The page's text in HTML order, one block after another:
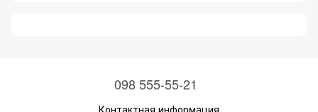
098 555-55-21
Контактная информация